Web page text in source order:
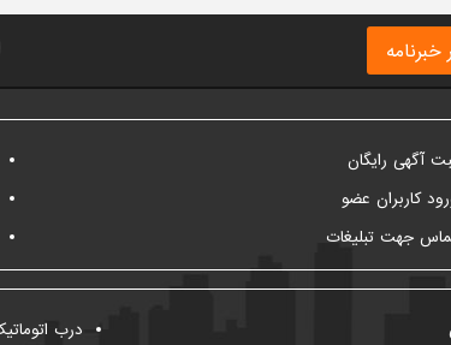
آگهی رایگان
کاربران عضو
جهت تبلیغات
درب